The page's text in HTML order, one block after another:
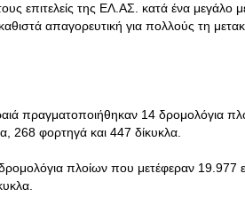
επιτελείς της ΕΛ.ΑΣ. κατά ένα μεγάλο
απαγορευτική για πολλούς τη
πραγματοποιήθηκαν 14 δρομολόγια
268 φορτηγά και 447 δίκυκλα.
δρομολόγια πλοίων που μετέφεραν 19.977